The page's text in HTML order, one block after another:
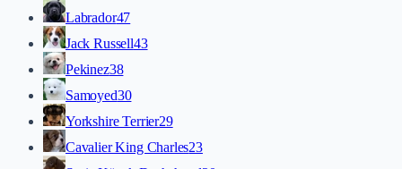
Labrador47
Jack Russell43
Pekinez38
Samoyed30
Yorkshire Terrier29
Cavalier King Charles23